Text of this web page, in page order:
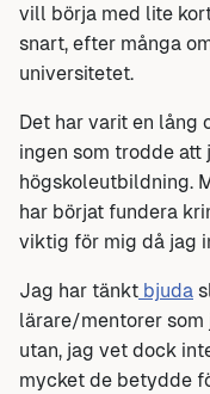
vill börja med lite
snart, efter många
universitetet.
Det har varit en lång
ingen som trodde
högskoleutbildning.
har börjat fundera
viktig för mig då jag
Jag har tänkt bjuda
lärare/mentorer som
utan, jag vet dock
mycket de betydde